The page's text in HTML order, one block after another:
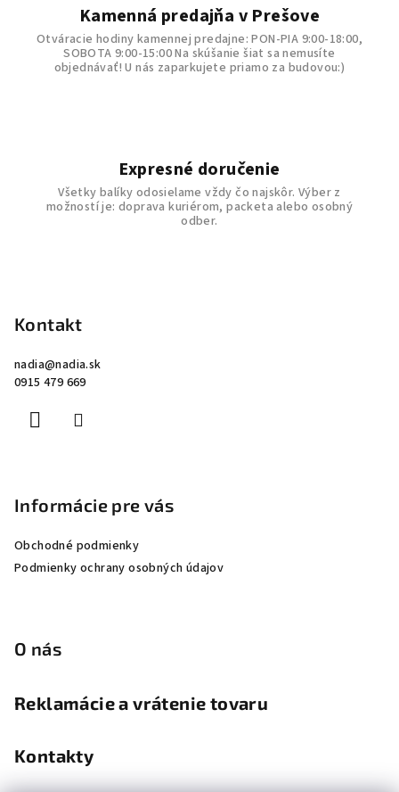
s
u
Kamenná predajňa v Prešove
Otváracie hodiny kamennej predajne: PON-PIA 9:00-18:00,
SOBOTA 9:00-15:00 Na skúšanie šiat sa nemusíte
objednávať! U nás zaparkujete priamo za budovou:)
Expresné doručenie
Všetky balíky odosielame vždy čo najskôr. Výber z
možností je: doprava kuriérom, packeta alebo osobný
odber.
Kontakt
nadia@nadia.sk
0915 479 669
Informácie pre vás
Obchodné podmienky
Podmienky ochrany osobných údajov
O nás
Reklamácie a vrátenie tovaru
Kontakty